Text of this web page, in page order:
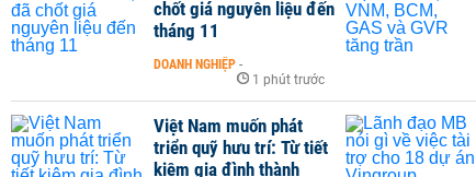
chốt giá nguyên liệu đến
tháng 11
DOANH NGHIỆP -
1 phút trước
Việt Nam muốn phát
triển quỹ hưu trí: Từ tiết
kiệm gia đình thành